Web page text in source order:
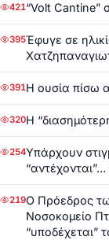
421“Volt Cantine”
395Έφυγε σε
391Η ουσία πίσω
320Η
254Υπάρχουν
219Ο Πρόεδρος
Νοσοκομείο
“υποδέχεται”